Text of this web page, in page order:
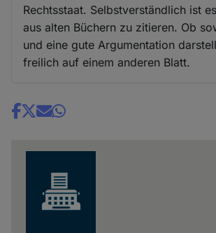
Rechtsstaat. Selbstverständlich ist
aus alten Büchern zu zitieren. Ob
und eine gute Argumentation
freilich auf einem anderen Blatt.
Share